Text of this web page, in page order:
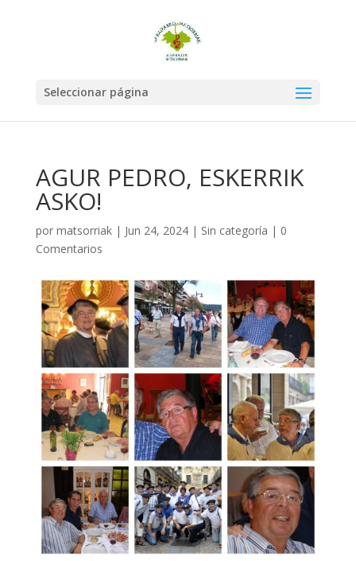
Seleccionar página
AGUR PEDRO, ESKERRIK
ASKO!
por matsorriak| Jun 24, 2024| Sin categoría | 0
Comentarios